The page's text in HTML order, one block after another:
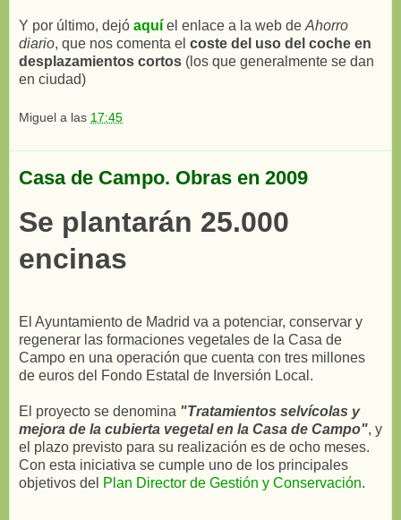
Y por último, dejó aquí el enlace a la web de Ahorro
diario, que nos comenta el coste del uso del coche en
desplazamientos cortos (los que generalmente se dan
en ciudad)
Miguel a las 17:45
Casa de Campo. Obras en 2009
Se plantarán 25.000
encinas
El Ayuntamiento de Madrid va a potenciar, conservar y
regenerar las formaciones vegetales de la Casa de
Campo en una operación que cuenta con tres millones
de euros del Fondo Estatal de Inversión Local.
El proyecto se denomina "Tratamientos selvícolas y
mejora de la cubierta vegetal en la Casa de Campo", y
el plazo previsto para su realización es de ocho meses.
Con esta iniciativa se cumple uno de los principales
objetivos del Plan Director de Gestión y Conservación.